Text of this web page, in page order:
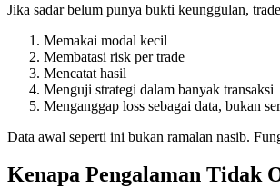
Jika sadar belum punya bukti keunggulan,
Memakai modal kecil
Membatasi risk per trade
Mencatat hasil
Menguji strategi dalam banyak transaksi
Menganggap loss sebagai data, bukan
Data awal seperti ini bukan ramalan nasib.
Kenapa Pengalaman Tidak